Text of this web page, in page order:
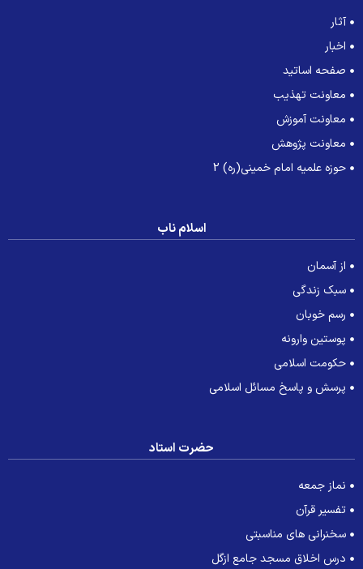
آثار
اخبار
صفحه اساتید
معاونت تهذیب
معاونت آموزش
معاونت پژوهش
حوزه علمیه امام خمینی(ره) 2
اسلام ناب
از آسمان
سبک زندگی
رسم خوبان
پوستین وارونه
حکومت اسلامی
پرسش و پاسخ مسائل اسلامی
حضرت استاد
نماز جمعه
تفسیر قرآن
سخنرانی های مناسبتی
درس اخلاق مسجد جامع ازگل